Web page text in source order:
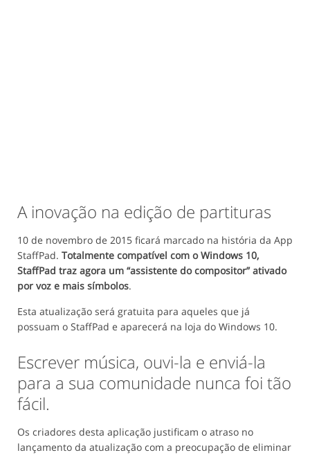
A inovação na edição de partituras
10 de novembro de 2015 ficará marcado na história da App
StaffPad. Totalmente compatível com o Windows 10,
StaffPad traz agora um “assistente do compositor” ativado
por voz e mais símbolos.
Esta atualização será gratuita para aqueles que já
possuam o StaffPad e aparecerá na loja do Windows 10.
Escrever música, ouvi-la e enviá-la
para a sua comunidade nunca foi tão
fácil.
Os criadores desta aplicação justificam o atraso no
lançamento da atualização com a preocupação de eliminar